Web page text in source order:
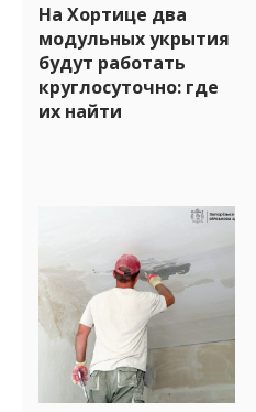
На Хортице два
модульных укрытия
будут работать
круглосуточно: где
их найти